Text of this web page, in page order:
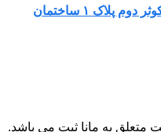
تهران خیابان ستارخان خیابان کوثر دوم پلاک ۱ ساختمان
متعلق به مانا ثبت می باشد.